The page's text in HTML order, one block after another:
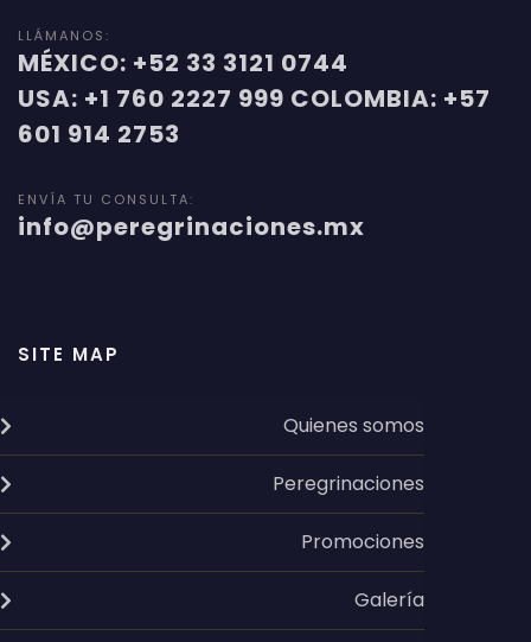
LLÁMANOS:
MÉXICO: +52 33 3121 0744
USA: +1 760 2227 999 COLOMBIA: +57
601 914 2753
ENVÍA TU CONSULTA:
info@peregrinaciones.mx
SITE MAP
Quienes somos
Peregrinaciones
Promociones
Galería